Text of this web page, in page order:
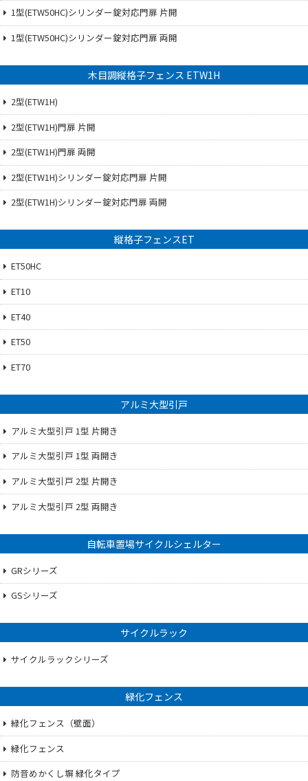
1型(ETW50HC)シリンダー錠対応門扉 片開
1型(ETW50HC)シリンダー錠対応門扉 両開
木目調縦格子フェンス ETW1H
2型(ETW1H)
2型(ETW1H)門扉 片開
2型(ETW1H)門扉 両開
2型(ETW1H)シリンダー錠対応門扉 片開
2型(ETW1H)シリンダー錠対応門扉 両開
縦格子フェンスET
ET50HC
ET10
ET40
ET50
ET70
アルミ大型引戸
アルミ大型引戸 1型 片開き
アルミ大型引戸 1型 両開き
アルミ大型引戸 2型 片開き
アルミ大型引戸 2型 両開き
自転車置場サイクルシェルター
GRシリーズ
GSシリーズ
サイクルラック
サイクルラックシリーズ
緑化フェンス
緑化フェンス（壁面）
緑化フェンス
防音めかくし塀 緑化タイプ